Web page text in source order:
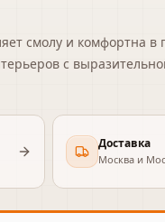
смолу и комфортна в
с
Доставка
Москва и